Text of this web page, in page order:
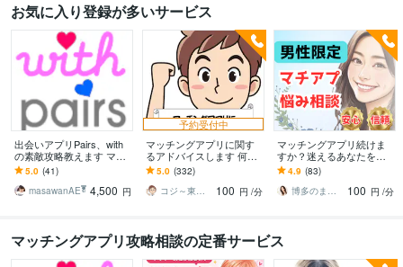
お気に入り登録が多いサービス
出会いアプリPairs、with
の素敵攻略教えます マッ
チングサイトのペアー
ズ、ウィズ、出会いツー
ルで応援します
5.0 (41)
masawanAE ̔̓̿ͩ͂ͬ͊͐͗̑ 4,500 円
予約受付中
マッチングアプリに関す
るアドバイスします 何で
フェードアウトされてし
まうんだろう？
5.0 (332)
コジ～東大院卒研究員～
100 円 /分
マッチングアプリ続けま
すか？迷えるあなたを救
います 男性限定！今の悩
みを吐き出し素敵な女性
と出会う必勝法を伝授✨
4.9 (83)
博多のまろん✤あなたの心がほどける時間✨
100 円 /分
マッチングアプリ攻略相談の定番サービス